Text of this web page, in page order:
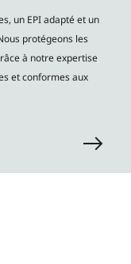
un EPI adapté et un
protégeons les
à notre expertise
et conformes aux